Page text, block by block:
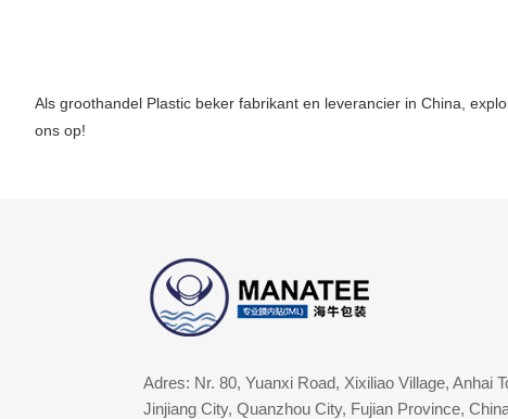
Als groothandel Plastic beker fabrikant en leverancier in China,
ons op!
Adres: Nr. 80, Yuanxi Road, Xixiliao Village, Anhai
Jinjiang City, Quanzhou City, Fujian Province,